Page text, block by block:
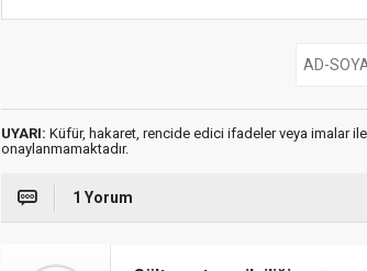
UYARI: Küfür, hakaret, rencide edici ifadeler veya imalar
onaylanmamaktadır.
1 Yorum